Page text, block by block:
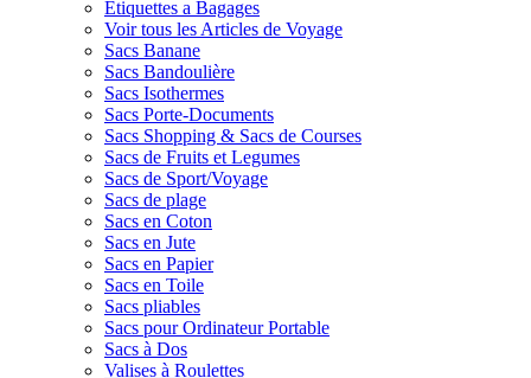
Etiquettes a Bagages
Voir tous les Articles de Voyage
Sacs Banane
Sacs Bandoulière
Sacs Isothermes
Sacs Porte-Documents
Sacs Shopping & Sacs de Courses
Sacs de Fruits et Legumes
Sacs de Sport/Voyage
Sacs de plage
Sacs en Coton
Sacs en Jute
Sacs en Papier
Sacs en Toile
Sacs pliables
Sacs pour Ordinateur Portable
Sacs à Dos
Valises à Roulettes